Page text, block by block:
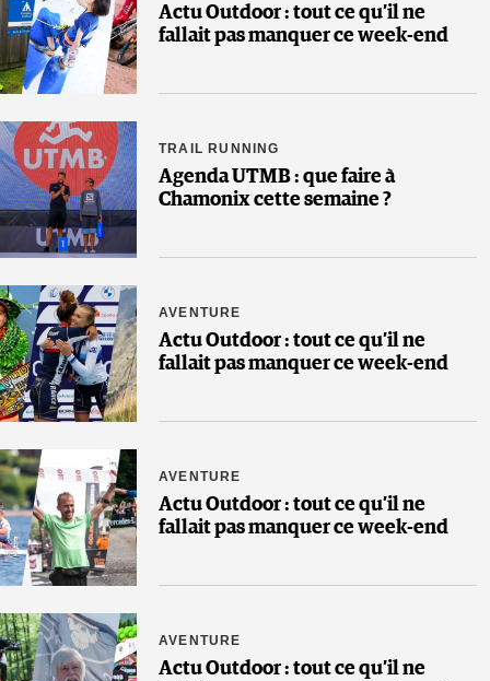
Actu Outdoor : tout ce qu’il ne
fallait pas manquer ce week-end
TRAIL RUNNING
Agenda UTMB : que faire à
Chamonix cette semaine ?
AVENTURE
Actu Outdoor : tout ce qu’il ne
fallait pas manquer ce week-end
AVENTURE
Actu Outdoor : tout ce qu’il ne
fallait pas manquer ce week-end
AVENTURE
Actu Outdoor : tout ce qu’il ne